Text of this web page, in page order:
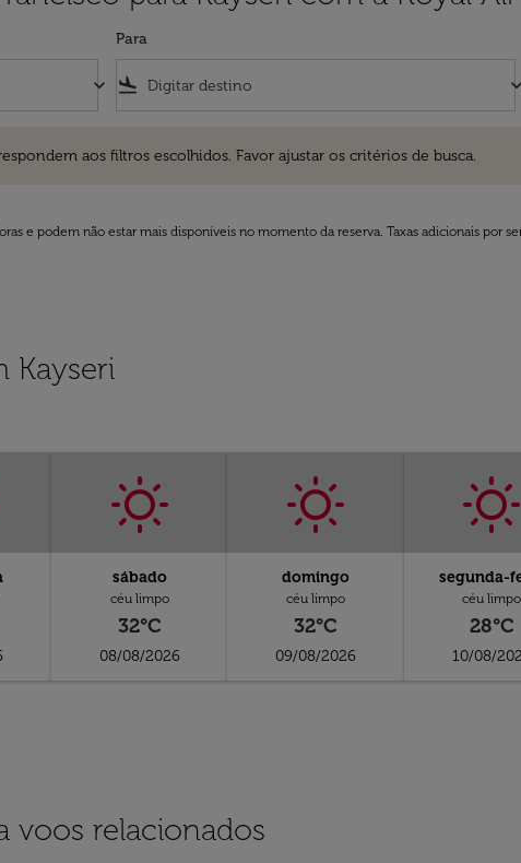
keyboard_arrow_down
Para
flight_land keyboard_arrow_down
aos filtros escolhidos. Favor ajustar os critérios de busca.
e podem não estar mais disponíveis no momento da reserva. Taxas adicionais por
Kayseri
sábado
céu limpo
32°C
08/08/2026
domingo
céu limpo
32°C
09/08/2026
segunda-
céu limpo
28°C
10/08/
voos relacionados